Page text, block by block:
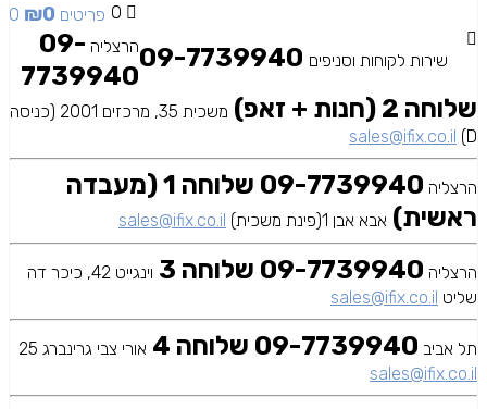
0 0 פריטים ₪0
שירות לקוחות וסניפים
הרצליה 09-
7739940
שלוחה 2 (חנות + זאפ)
משכית 35, מרכזים 2001 (כניסה
D)
sales@ifix.co.il
הרצליה
09-7739940 שלוחה 1 (מעבדה
ראשית) אבא אבן 1(פינת משכית) sales@ifix.co.il
הרצליה 09-7739940 שלוחה 3
וינגייט 42, כיכר דה
שליט sales@ifix.co.il
תל אביב 09-7739940 שלוחה 4
אורי צבי גרינברג 25
sales@ifix.co.il